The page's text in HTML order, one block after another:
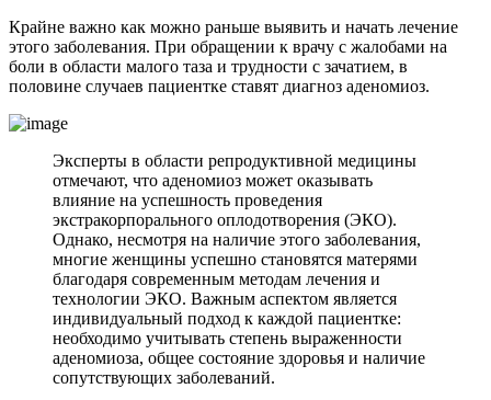
Крайне важно как можно раньше выявить и начать лечение
этого заболевания. При обращении к врачу с жалобами на
боли в области малого таза и трудности с зачатием, в
половине случаев пациентке ставят диагноз аденомиоз.
Эксперты в области репродуктивной медицины
отмечают, что аденомиоз может оказывать
влияние на успешность проведения
экстракорпорального оплодотворения (ЭКО).
Однако, несмотря на наличие этого заболевания,
многие женщины успешно становятся матерями
благодаря современным методам лечения и
технологии ЭКО. Важным аспектом является
индивидуальный подход к каждой пациентке:
необходимо учитывать степень выраженности
аденомиоза, общее состояние здоровья и наличие
сопутствующих заболеваний.